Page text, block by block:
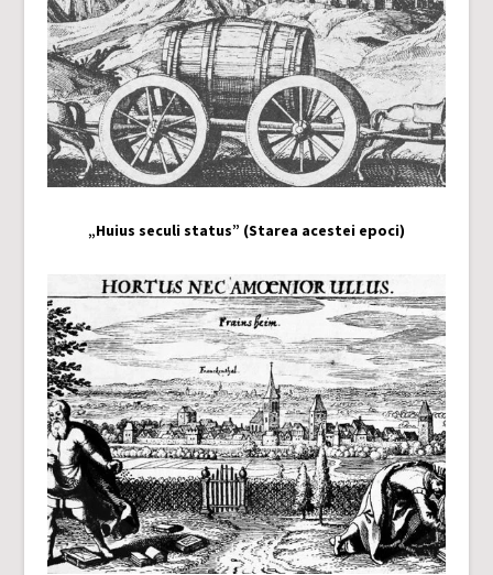
„Huius seculi status” (Starea acestei epoci)